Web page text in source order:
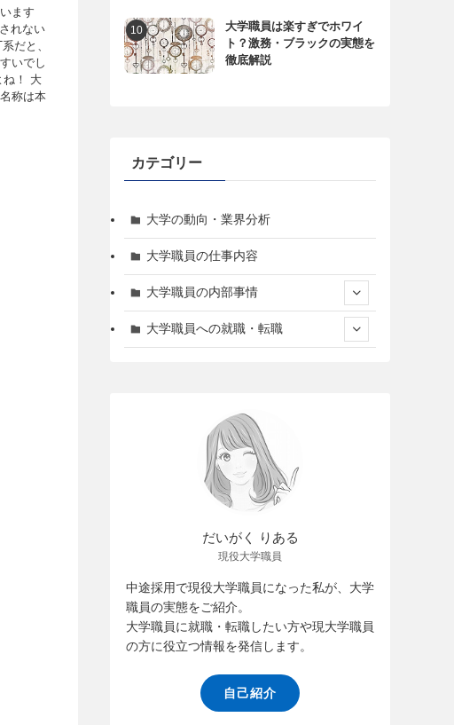
ます
れない
だと、
いでし
ね！ 大
称は本
大学職員は楽すぎでホワイ
ト？激務・ブラックの実態を
徹底解説
カテゴリー
大学の動向・業界分析
大学職員の仕事内容
大学職員の内部事情
大学職員への就職・転職
だいがく りある
現役大学職員
中途採用で現役大学職員になった私が、大学
職員の実態をご紹介。
大学職員に就職・転職したい方や現大学職員
の方に役立つ情報を発信します。
自己紹介